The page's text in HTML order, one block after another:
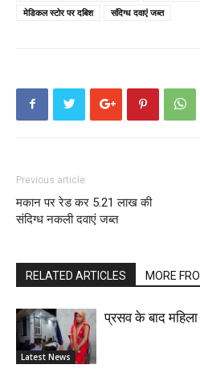
मेडिकल स्टोर पर दबिश
संदिग्ध दवाएं जब्त
Previous article
मकान पर रेड कर 5.21 लाख की
संदिग्ध नकली दवाएं जब्त
RELATED ARTICLES MORE
Latest News
प्रसव के बाद